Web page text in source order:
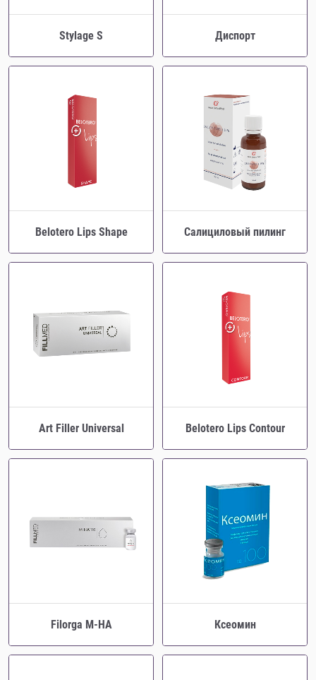
Stylage S Диспорт
Belotero Lips Shape Салициловый пилинг
Art Filler Universal Belotero Lips Contour
Filorga M-HA Ксеомин